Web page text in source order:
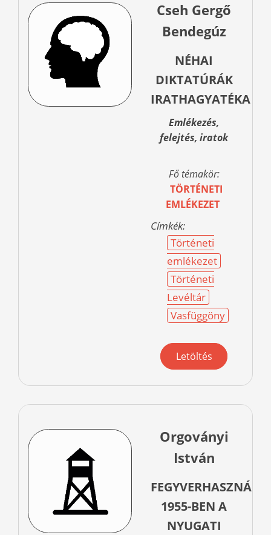
Cseh Gergő
Bendegúz
NÉHAI
DIKTATÚRÁK
IRATHAGYATÉKA
Emlékezés,
felejtés, iratok
Fő témakör:
TÖRTÉNETI
EMLÉKEZET
Címkék:
Történeti
emlékezet
Történeti
Levéltár
Vasfüggöny
Letöltés
Orgoványi
István
1955-BEN A
NYUGATI